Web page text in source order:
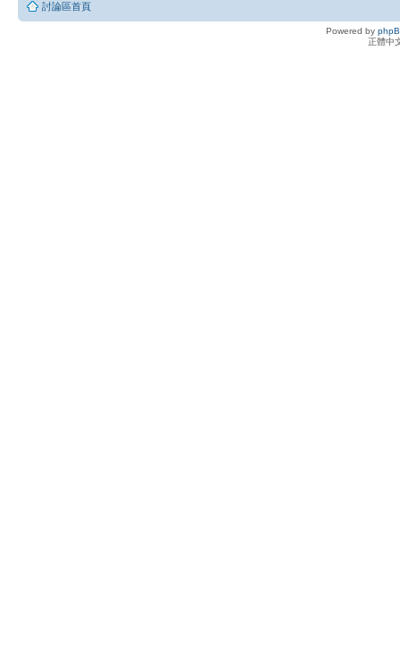
討論區首頁
Powered by
正體中